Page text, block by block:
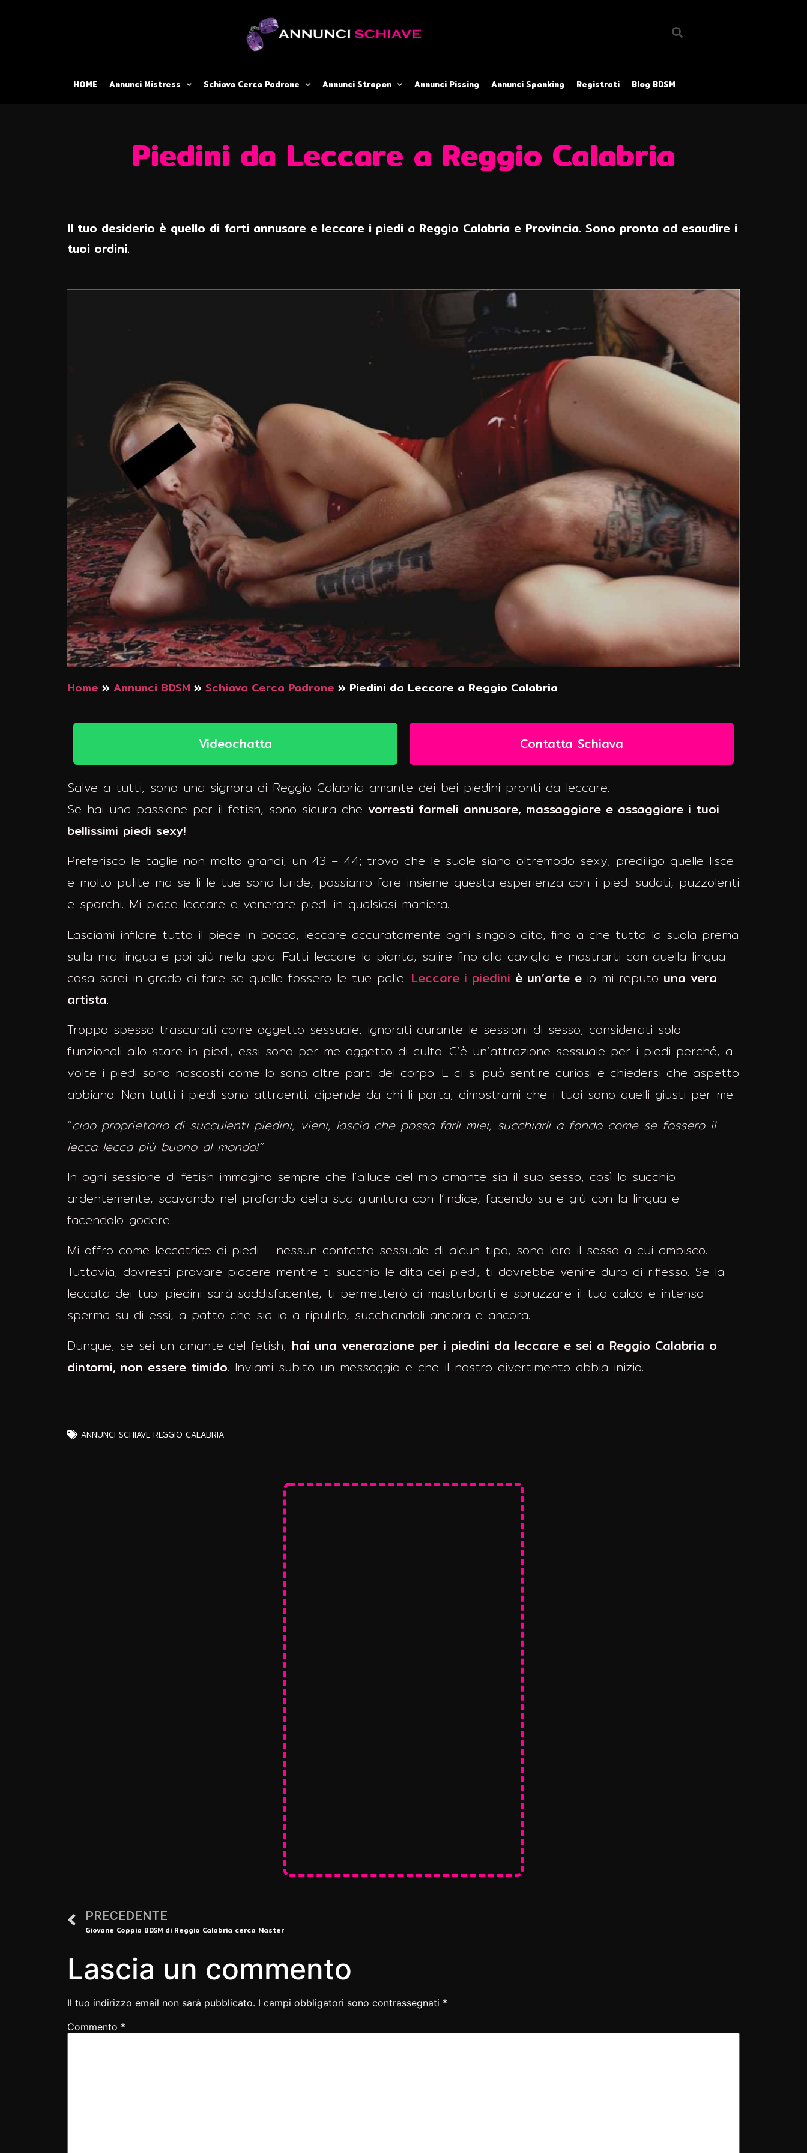
HOME Annunci Mistress Schiava Cerca Padrone Annunci Strapon Annunci Pissing Annunci Spanking Registrati Blog BDSM
Piedini da Leccare a Reggio Calabria
Il tuo desiderio è quello di farti annusare e leccare i piedi a Reggio Calabria e Provincia. Sono pronta ad esaudire i
tuoi ordini.
Home » Annunci BDSM » Schiava Cerca Padrone » Piedini da Leccare a Reggio Calabria
Videochatta Contatta Schiava
Salve a tutti, sono una signora di Reggio Calabria amante dei bei piedini pronti da leccare.
Se hai una passione per il fetish, sono sicura che vorresti farmeli annusare, massaggiare e assaggiare i tuoi
bellissimi piedi sexy!
Preferisco le taglie non molto grandi, un 43 – 44; trovo che le suole siano oltremodo sexy, prediligo quelle lisce
e molto pulite ma se li le tue sono luride, possiamo fare insieme questa esperienza con i piedi sudati, puzzolenti
e sporchi. Mi piace leccare e venerare piedi in qualsiasi maniera.
Lasciami infilare tutto il piede in bocca, leccare accuratamente ogni singolo dito, fino a che tutta la suola prema
sulla mia lingua e poi giù nella gola. Fatti leccare la pianta, salire fino alla caviglia e mostrarti con quella lingua
cosa sarei in grado di fare se quelle fossero le tue palle. Leccare i piedini è un’arte e io mi reputo una vera
artista.
Troppo spesso trascurati come oggetto sessuale, ignorati durante le sessioni di sesso, considerati solo
funzionali allo stare in piedi, essi sono per me oggetto di culto. C’è un’attrazione sessuale per i piedi perché, a
volte i piedi sono nascosti come lo sono altre parti del corpo. E ci si può sentire curiosi e chiedersi che aspetto
abbiano. Non tutti i piedi sono attraenti, dipende da chi li porta, dimostrami che i tuoi sono quelli giusti per me.
“ciao proprietario di succulenti piedini, vieni, lascia che possa farli miei, succhiarli a fondo come se fossero il
lecca lecca più buono al mondo!”
In ogni sessione di fetish immagino sempre che l’alluce del mio amante sia il suo sesso, così lo succhio
ardentemente, scavando nel profondo della sua giuntura con l’indice, facendo su e giù con la lingua e
facendolo godere.
Mi offro come leccatrice di piedi – nessun contatto sessuale di alcun tipo, sono loro il sesso a cui ambisco.
Tuttavia, dovresti provare piacere mentre ti succhio le dita dei piedi, ti dovrebbe venire duro di riflesso. Se la
leccata dei tuoi piedini sarà soddisfacente, ti permetterò di masturbarti e spruzzare il tuo caldo e intenso
sperma su di essi, a patto che sia io a ripulirlo, succhiandoli ancora e ancora.
Dunque, se sei un amante del fetish, hai una venerazione per i piedini da leccare e sei a Reggio Calabria o
dintorni, non essere timido. Inviami subito un messaggio e che il nostro divertimento abbia inizio.
ANNUNCI SCHIAVE REGGIO CALABRIA
PRECEDENTE
Giovane Coppia BDSM di Reggio Calabria cerca Master
Lascia un commento
Il tuo indirizzo email non sarà pubblicato. I campi obbligatori sono contrassegnati *
Commento *